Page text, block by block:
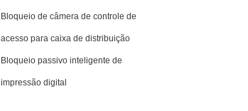
Bloqueio de câmera de controle de
acesso para caixa de distribuição
Bloqueio passivo inteligente de
impressão digital